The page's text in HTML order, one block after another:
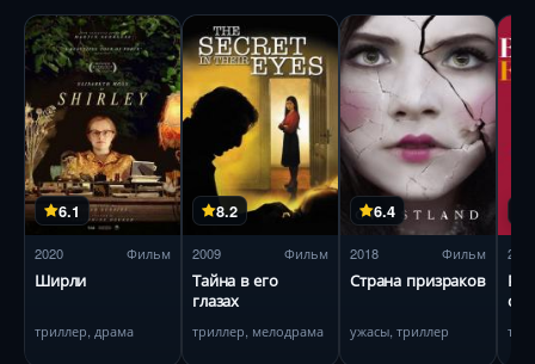
6.1
2020 Фильм
Ширли
триллер, драма
8.2
2009 Фильм
Тайна в его
глазах
триллер, мелодрама
6.4
2018 Фильм
Страна призраков
ужасы, триллер
2009